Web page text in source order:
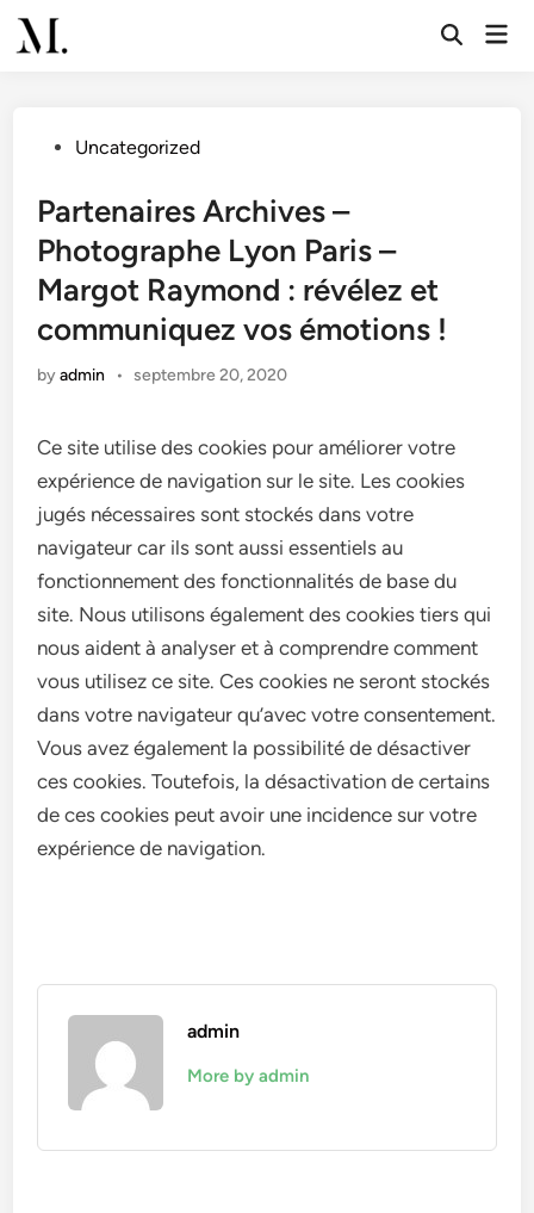
Skip
Open
PostedUncategorized
Partenaires Archives –
Photographe Lyon Paris –
Margot Raymond : révélez et
communiquez vos émotions !
byadmin • septembre 20, 2020
Ce site utilise des cookies pour améliorer votre
expérience de navigation sur le site. Les cookies
jugés nécessaires sont stockés dans votre
navigateur car ils sont aussi essentiels au
fonctionnement des fonctionnalités de base du
site. Nous utilisons également des cookies tiers qui
nous aident à analyser et à comprendre comment
vous utilisez ce site. Ces cookies ne seront stockés
dans votre navigateur qu’avec votre consentement.
Vous avez également la possibilité de désactiver
ces cookies. Toutefois, la désactivation de certains
de ces cookies peut avoir une incidence sur votre
expérience de navigation.
admin
More by admin